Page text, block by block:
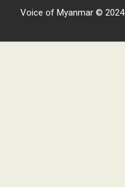
Voice of Myanmar © 2024